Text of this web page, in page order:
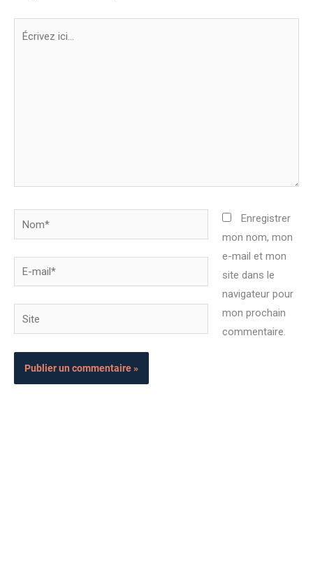
Nom*
E-
mail*
Site
Enregistrer
mon nom, mon
e-mail et mon
site dans le
navigateur pour
mon prochain
commentaire.